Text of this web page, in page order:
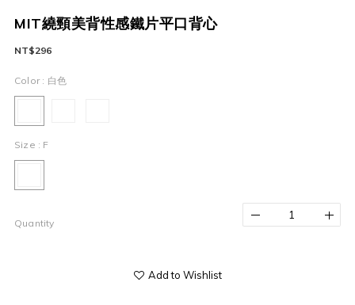
MIT繞頸美背性感鐵片平口背心
NT$296
Color : 白色
Size : F
Quantity
Add to Wishlist